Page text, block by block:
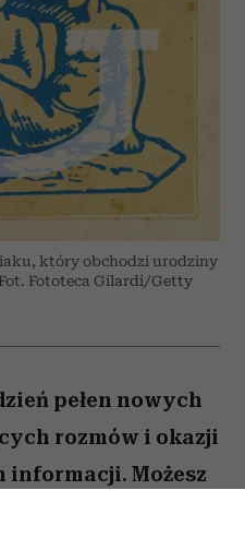
który obchodzi urodziny
Fototeca Gilardi/Getty
pełen nowych
rozmów i okazji
informacji. Możesz